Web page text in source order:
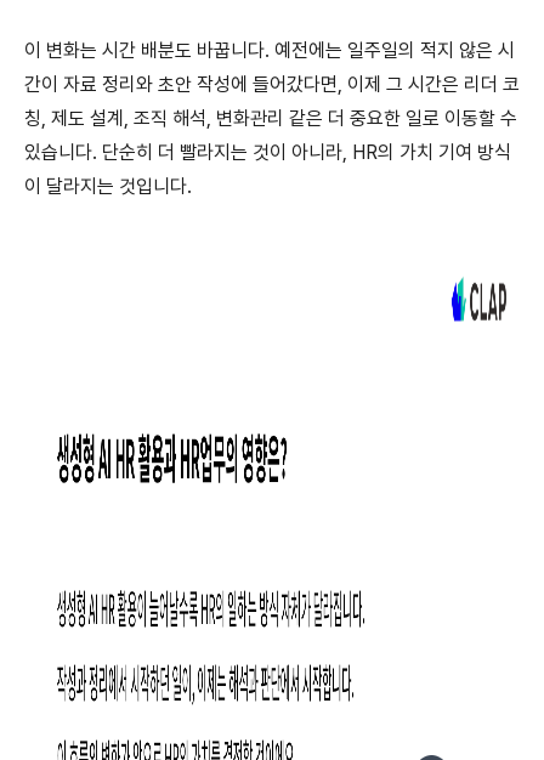
이 변화는 시간 배분도 바꿉니다. 예전에는 일주일의 적지 않은 시
간이 자료 정리와 초안 작성에 들어갔다면, 이제 그 시간은 리더 코
칭, 제도 설계, 조직 해석, 변화관리 같은 더 중요한 일로 이동할 수
있습니다. 단순히 더 빨라지는 것이 아니라, HR의 가치 기여 방식
이 달라지는 것입니다.